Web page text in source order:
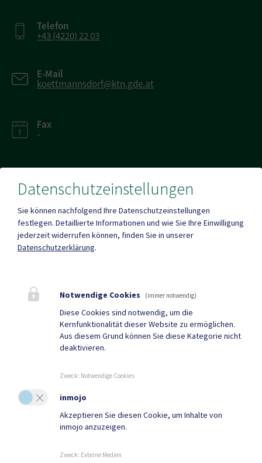
Telefon
+43 (4220) 22 03
E-Mail
koettmannsdorf@ktn.gde.at
Fax
-
Heute , 08:00 - 12:00 Uhr
Amtsstunden
Quicklinks
Geko digital Gemeinde-
App
Sport & Freizeit
Gemeindenachrichten
Datenschutzeinstellungen
Sie können nachfolgend Ihre Datenschutzeinstellungen
festlegen. Detaillierte Informationen und wie Sie Ihre Einwilligung
jederzeit widerrufen können, finden Sie in unserer
Datenschutzerklärung.
Notwendige Cookies (immer notwendig)
Diese Cookies sind notwendig, um die
Kernfunktionalität dieser Website zu ermöglichen.
Aus diesem Grund können Sie diese Kategorie nicht
deaktivieren.
Zweck: Notwendige Cookies
inmojo
Akzeptieren Sie diesen Cookie, um Inhalte von
inmojo anzuzeigen.
Zweck: Externe Medien